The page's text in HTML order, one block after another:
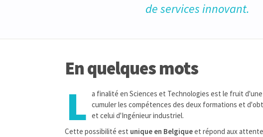
de services innovant.
En quelques mots
L a finalité en Sciences et Technologies est le fruit
cumuler les compétences des deux formations et
et celui d'Ingénieur industriel.
Cette possibilité est unique en Belgiqueet répond aux